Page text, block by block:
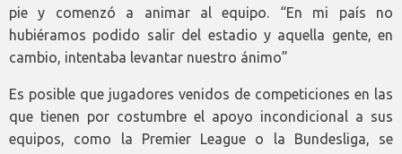
pie y comenzó a animar al equipo. “En mi país no
hubiéramos podido salir del estadio y aquella gente, en
cambio, intentaba levantar nuestro ánimo”
Es posible que jugadores venidos de competiciones en las
que tienen por costumbre el apoyo incondicional a sus
equipos, como la Premier League o la Bundesliga, se